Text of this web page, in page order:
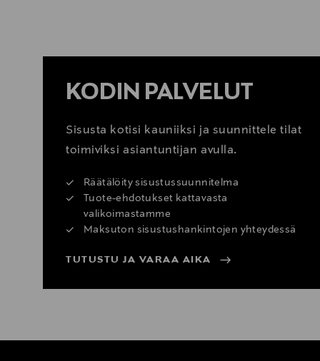
KODIN PALVELUT
Sisusta kotisi kauniiksi ja suunnittele tilat
toimiviksi asiantuntijan avulla.
Räätälöity sisustussuunnitelma
Tuote-ehdotukset kattavasta
valikoimastamme
Maksuton sisustushankintojen yhteydessä
TUTUSTU JA VARAA AIKA